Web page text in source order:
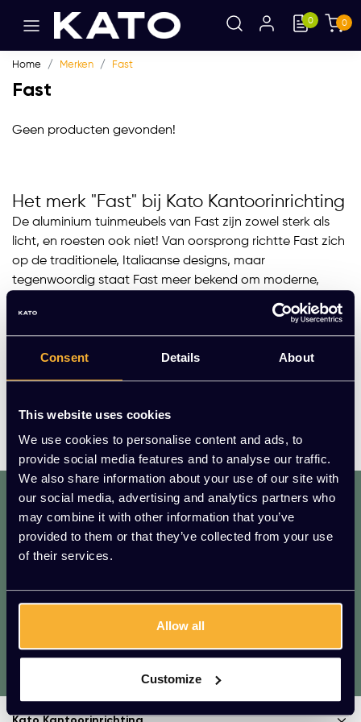
Consent Details About
This website uses cookies
We use cookies to personalise content and ads, to
provide social media features and to analyse our traffic.
We also share information about your use of our site with
our social media, advertising and analytics partners who
may combine it with other information that you’ve
provided to them or that they’ve collected from your use
of their services.
Allow all
Customize
0 0
Home Merken Fast
Fast
Geen producten gevonden!
Het merk "Fast" bij Kato Kantoorinrichting
De aluminium tuinmeubels van Fast zijn zowel sterk als
licht, en roesten ook niet! Van oorsprong richtte Fast zich
op de traditionele, Italiaanse designs, maar
tegenwoordig staat Fast meer bekend om moderne,
strakke designs en collecties; De Fast Forest serie,
bijvoorbeeld, laat de silhouetten van bomen terugkomen
in designs. Fast produceert enkel producten van de beste
kwaliteit. Dit vergt een combinatie van vakmanschap,
unieke designs, en nieuwe technologieën tijdens het hele
combinatie met de fijne eigenschappen is elke Fast
tuinmeubel een musthave voor jou!
dat. werkt. lekker.
Mis geen enkele aanbieding of actie.
Meld je aan voor onze nieuwsbrief!
We helpen je graag. Raadpleeg onze